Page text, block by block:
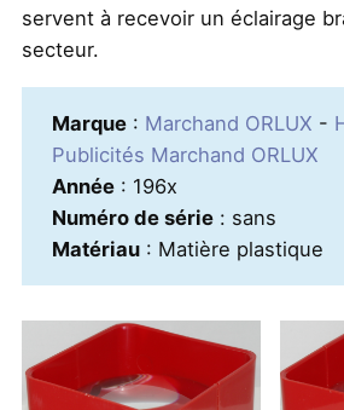
servent à recevoir un éclairage
secteur.
Marque: Marchand ORLUX -
Publicités Marchand ORLUX
Année: 196x
Numéro de série: sans
Matériau: Matière plastique